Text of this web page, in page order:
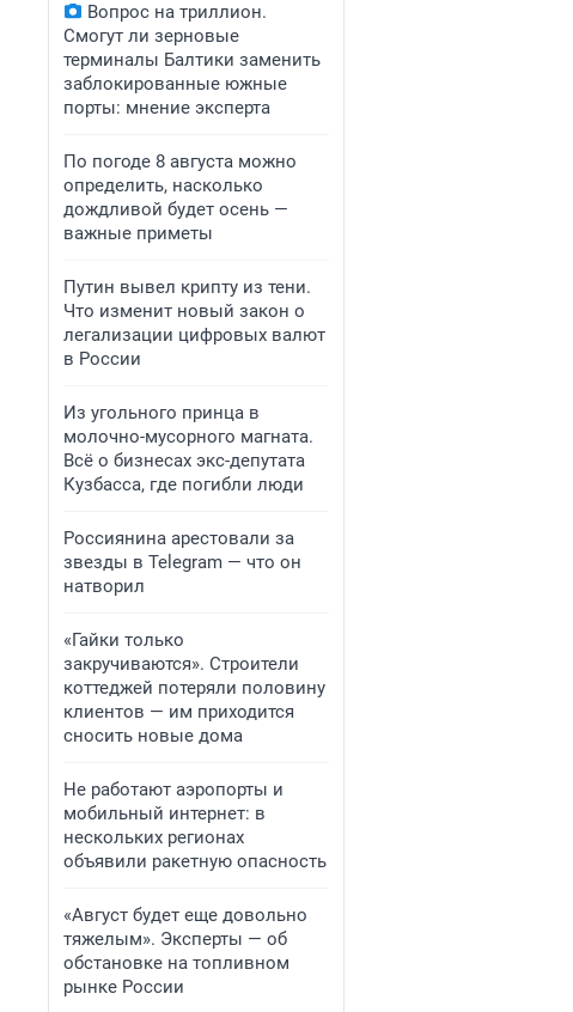
Вопрос на триллион.
Смогут ли зерновые
терминалы Балтики заменить
заблокированные южные
порты: мнение эксперта
По погоде 8 августа можно
определить, насколько
дождливой будет осень —
важные приметы
Путин вывел крипту из тени.
Что изменит новый закон о
легализации цифровых валют
в России
Из угольного принца в
молочно-мусорного магната.
Всё о бизнесах экс-депутата
Кузбасса, где погибли люди
Россиянина арестовали за
звезды в Telegram — что он
натворил
«Гайки только
закручиваются». Строители
коттеджей потеряли половину
клиентов — им приходится
сносить новые дома
Не работают аэропорты и
мобильный интернет: в
нескольких регионах
объявили ракетную опасность
«Август будет еще довольно
тяжелым». Эксперты — об
обстановке на топливном
рынке России